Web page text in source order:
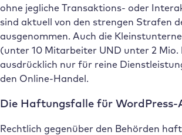
ohne jegliche Transaktions- oder
sind aktuell von den strengen Strafen
ausgenommen. Auch die
(unter 10 Mitarbeiter UND unter 2
ausdrücklich nur für reine
den Online-Handel.
Die Haftungsfalle für WordPress-
Rechtlich gegenüber den Behörden